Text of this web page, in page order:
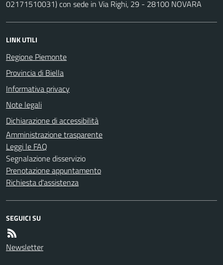
02171510031) con sede in Via Righi, 29 - 28100 NOVARA
LINK UTILI
Regione Piemonte
Provincia di Biella
Informativa privacy
Note legali
Dichiarazione di accessibilità
Amministrazione trasparente
Leggi le FAQ
Segnalazione disservizio
Prenotazione appuntamento
Richiesta d'assistenza
SEGUICI SU
Newsletter